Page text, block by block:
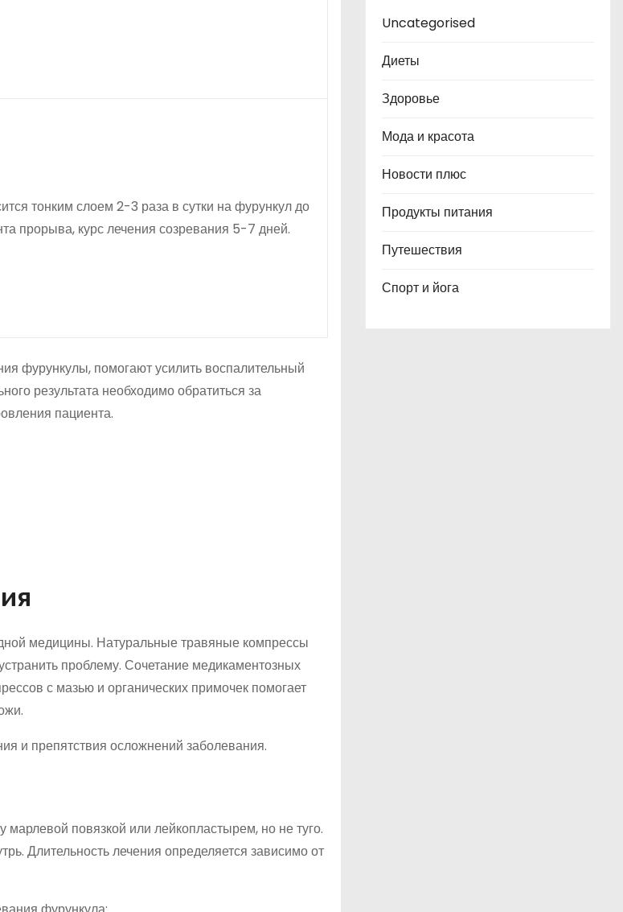
тонким слоем 2-3 раза в сутки на фурункул до
прорыва, курс лечения созревания 5-7 дней.
фурункулы, помогают усилить воспалительный
результата необходимо обратиться за
пациента.
медицины. Натуральные травяные компрессы
проблему. Сочетание медикаментозных
с мазью и органических примочек помогает
и препятствия осложнений заболевания.
повязкой или лейкопластырем, но не туго.
Длительность лечения определяется зависимо от
Uncategorised
Диеты
Здоровье
Мода и красота
Новости плюс
Продукты питания
Путешествия
Спорт и йога